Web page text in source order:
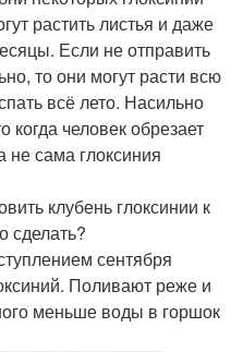
растить листья и даже
Если не отправить
то они могут расти всю
всё лето. Насильно
когда человек обрезает
не сама глоксиния
клубень глоксинии к
сделать?
сентября
Поливают реже и
меньше воды в горшок